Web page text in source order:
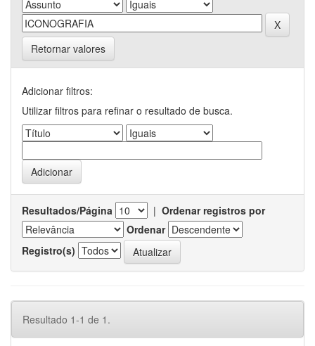
Retornar valores
Adicionar filtros:
Utilizar filtros para refinar o resultado de busca.
Resultados/Página | Ordenar registros por
Ordenar
Registro(s)
Resultado 1-1 de 1.